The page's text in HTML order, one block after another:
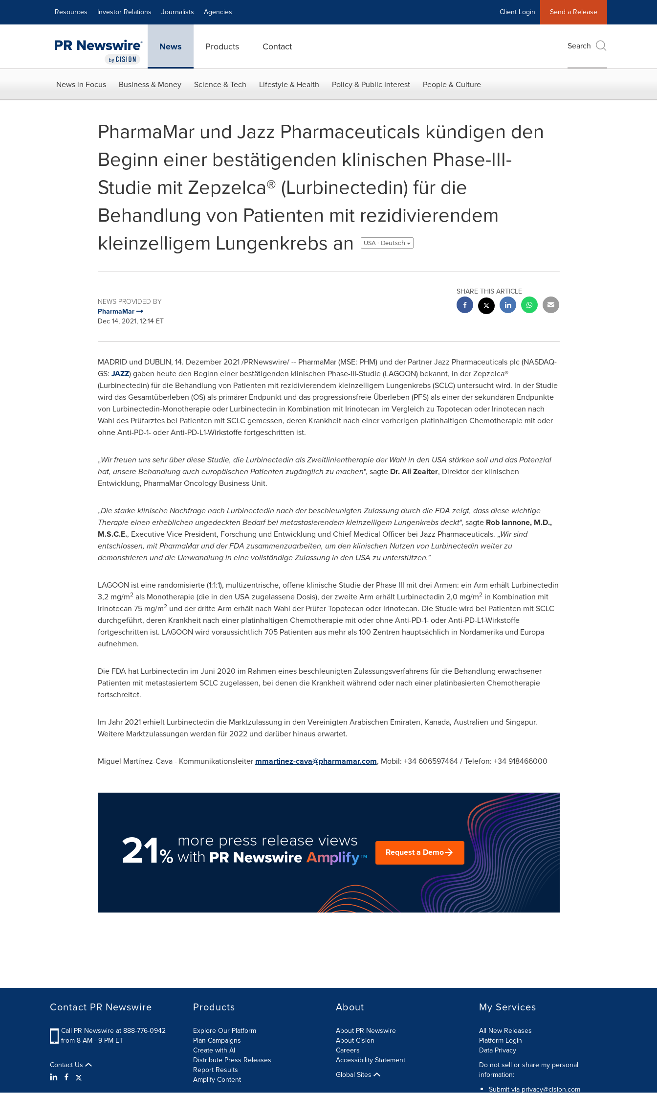
Resources Investor Relations Journalists Agencies Client Login Send a Release
News Products Contact Search
News in Focus Business & Money Science & Tech Lifestyle & Health Policy & Public Interest People & Culture
PharmaMar und Jazz Pharmaceuticals kündigen den
Beginn einer bestätigenden klinischen Phase-III-
Studie mit Zepzelca® (Lurbinectedin) für die
Behandlung von Patienten mit rezidivierendem
kleinzelligem Lungenkrebs an
USA - Deutsch
NEWS PROVIDED BY
PharmaMar
Dec 14, 2021, 12:14 ET
SHARE THIS ARTICLE
MADRIDund DUBLIN, 14. Dezember 2021 /PRNewswire/ -- PharmaMar (MSE: PHM) und der Partner Jazz Pharmaceuticals plc (NASDAQ-
GS: JAZZ) gaben heute den Beginn einer bestätigenden klinischen Phase-III-Studie (LAGOON) bekannt, in der Zepzelca®
(Lurbinectedin) für die Behandlung von Patienten mit rezidivierendem kleinzelligem Lungenkrebs (SCLC) untersucht wird. In der Studie
wird das Gesamtüberleben (OS) als primärer Endpunkt und das progressionsfreie Überleben (PFS) als einer der sekundären Endpunkte
von Lurbinectedin-Monotherapie oder Lurbinectedin in Kombination mit Irinotecan im Vergleich zu Topotecan oder Irinotecan nach
Wahl des Prüfarztes bei Patienten mit SCLC gemessen, deren Krankheit nach einer vorherigen platinhaltigen Chemotherapie mit oder
ohne Anti-PD-1- oder Anti-PD-L1-Wirkstoffe fortgeschritten ist.
„Wir freuen uns sehr über diese Studie, die Lurbinectedin als Zweitlinientherapie der Wahl in den USA stärken soll und das Potenzial
hat, unsere Behandlung auch europäischen Patienten zugänglich zu machen", sagte Dr.Ali Zeaiter, Direktor der klinischen
Entwicklung, PharmaMar Oncology Business Unit.
„Die starke klinische Nachfrage nach Lurbinectedin nach der beschleunigten Zulassung durch die FDA zeigt, dass diese wichtige
Therapie einen erheblichen ungedeckten Bedarf bei metastasierendem kleinzelligem Lungenkrebs deckt", sagte Rob Iannone, M.D.,
M.S.C.E., Executive Vice President, Forschung und Entwicklung und Chief Medical Officer bei Jazz Pharmaceuticals. „Wir sind
entschlossen, mit PharmaMar und der FDA zusammenzuarbeiten, um den klinischen Nutzen von Lurbinectedin weiter zu
demonstrieren und die Umwandlung in eine vollständige Zulassung in den USA zu unterstützen."
LAGOON ist eine randomisierte (1:1:1), multizentrische, offene klinische Studie der Phase III mit drei Armen: ein Arm erhält Lurbinectedin
3,2 mg/m2als Monotherapie (die in den USAzugelassene Dosis), der zweite Arm erhält Lurbinectedin 2,0 mg/m2in Kombination mit
Irinotecan 75 mg/m2und der dritte Arm erhält nach Wahl der Prüfer Topotecan oder Irinotecan. Die Studie wird bei Patienten mit SCLC
durchgeführt, deren Krankheit nach einer platinhaltigen Chemotherapie mit oder ohne Anti-PD-1- oder Anti-PD-L1-Wirkstoffe
fortgeschritten ist. LAGOON wird voraussichtlich 705 Patienten aus mehr als 100 Zentren hauptsächlich in Nordamerika und Europa
aufnehmen.
Die FDA hat Lurbinectedin im Juni 2020 im Rahmen eines beschleunigten Zulassungsverfahrens für die Behandlung erwachsener
Patienten mit metastasiertem SCLC zugelassen, bei denen die Krankheit während oder nach einer platinbasierten Chemotherapie
fortschreitet.
Im Jahr2021 erhielt Lurbinectedin die Marktzulassung in den Vereinigten Arabischen Emiraten, Kanada, Australien und Singapur.
Weitere Marktzulassungen werden für 2022 und darüber hinaus erwartet.
Miguel Martínez-Cava - Kommunikationsleiter mmartinez-cava@pharmamar.com, Mobil: +34 606597464 / Telefon: +34 918466000
21%
more press release views
with Request a Demo
Contact PR Newswire
Call PR Newswire at 888-776-0942
from 8 AM - 9 PM ET
Contact Us
Products
Explore Our Platform
Plan Campaigns
Create with AI
Distribute Press Releases
Report Results
Amplify Content
About
About PR Newswire
About Cision
Careers
Accessibility Statement
Global Sites
My Services
All New Releases
Platform Login
Data Privacy
Do not sell or share my personal
information:
Submit via privacy@cision.com